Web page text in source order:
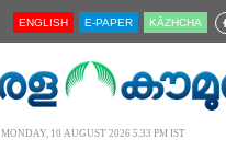
ENGLISH E-PAPER KĀZHCHA
MONDAY, 10 AUGUST 2026 5.33 PM IST